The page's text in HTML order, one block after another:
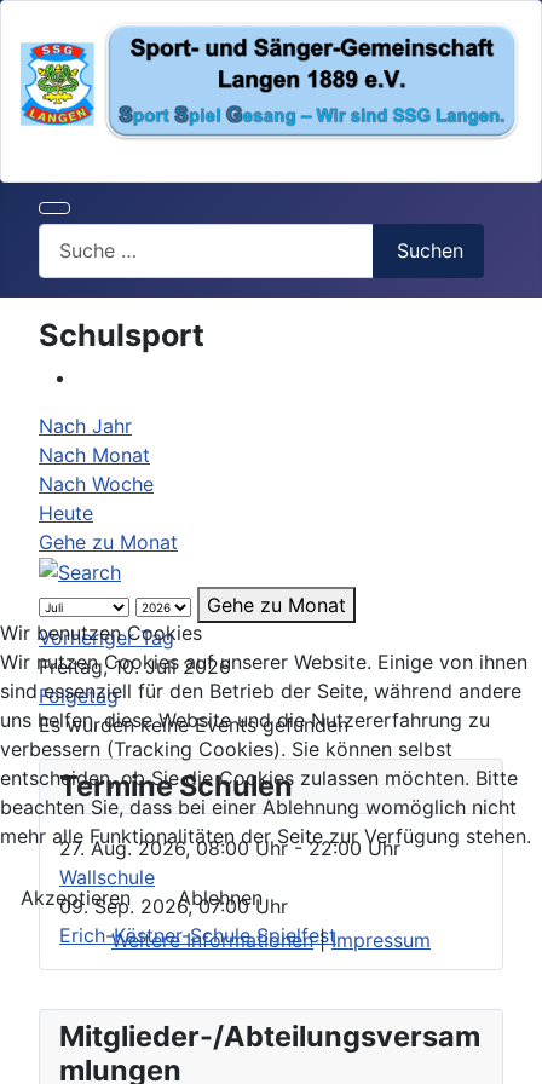
Search
Suchen
Mitglieder-/Abteilungsversam
mlungen
Schulsport
Nach Jahr
Nach Monat
Nach Woche
Heute
Gehe zu Monat
Gehe zu Monat
Vorheriger Tag
Freitag, 10. Juli 2026
Folgetag
Es wurden keine Events gefunden
Termine Schulen
27. Aug. 2026,08:00 Uhr - 22:00 Uhr
Wallschule
09. Sep. 2026,07:00 Uhr
Erich-Kästner-Schule Spielfest
Wir benutzen Cookies
Wir nutzen Cookies auf unserer Website. Einige von ihnen
sind essenziell für den Betrieb der Seite, während andere
uns helfen, diese Website und die Nutzererfahrung zu
verbessern (Tracking Cookies). Sie können selbst
entscheiden, ob Sie die Cookies zulassen möchten. Bitte
beachten Sie, dass bei einer Ablehnung womöglich nicht
mehr alle Funktionalitäten der Seite zur Verfügung stehen.
Akzeptieren
Ablehnen
Weitere Informationen|Impressum